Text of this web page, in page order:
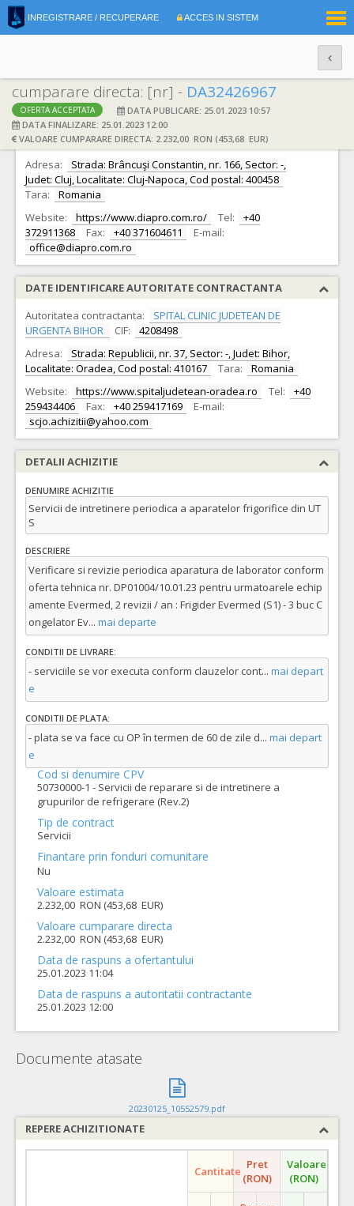
INREGISTRARE / RECUPERARE ACCES IN SISTEM
cumparare directa: [nr] - DA32426967
OFERTA ACCEPTATA
DATA PUBLICARE: 25.01.2023 10:57
DATA FINALIZARE: 25.01.2023 12:00
VALOARE CUMPARARE DIRECTA: 2.232,00 RON (453,68 EUR)
DATE IDENTIFICARE OFERTANT
Ofertant: S.C. DIAPRO TOP S.R.L. CIF: 32730160
Adresa:
Strada: Brâncuşi Constantin, nr. 166, Sector: -,
Judet: Cluj, Localitate: Cluj-Napoca, Cod postal: 400458
Tara:
Romania
Website:
https://www.diapro.com.ro/ Tel:
+40
372911368
Fax: +40 371604611
E-mail:
office@diapro.com.ro
DATE IDENTIFICARE AUTORITATE CONTRACTANTA
Autoritatea contractanta:
SPITAL CLINIC JUDETEAN DE
URGENTA BIHOR
CIF:
4208498
Adresa:
Strada: Republicii, nr. 37, Sector: -, Judet: Bihor,
Localitate: Oradea, Cod postal: 410167
Tara:
Romania
Website:
https://www.spitaljudetean-oradea.ro Tel:
+40
259434406
Fax: +40 259417169
E-mail:
scjo.achizitii@yahoo.com
DETALII ACHIZITIE
DENUMIRE ACHIZITIE
Servicii de intretinere periodica a aparatelor frigorifice din UT
S
DESCRIERE
Verificare si revizie periodica aparatura de laborator conform
oferta tehnica nr. DP01004/10.01.23 pentru urmatoarele echip
amente Evermed, 2 revizii / an : Frigider Evermed (S1) - 3 buc C
ongelator Ev... mai departe
CONDITII DE LIVRARE:
- serviciile se vor executa conform clauzelor cont... mai depart
e
CONDITII DE PLATA:
- plata se va face cu OP în termen de 60 de zile d... mai depart
e
Cod si denumire CPV
50730000-1 - Servicii de reparare si de intretinere a
grupurilor de refrigerare (Rev.2)
Tip de contract
Servicii
Finantare prin fonduri comunitare
Nu
Valoare estimata
2.232,00 RON (453,68 EUR)
Valoare cumparare directa
2.232,00 RON (453,68 EUR)
Data de raspuns a ofertantului
25.01.2023 11:04
Data de raspuns a autoritatii contractante
25.01.2023 12:00
Documente atasate
20230125_10552579.pdf
REPERE ACHIZITIONATE
Cantitate Pret
(RON)
Valoare
(RON)